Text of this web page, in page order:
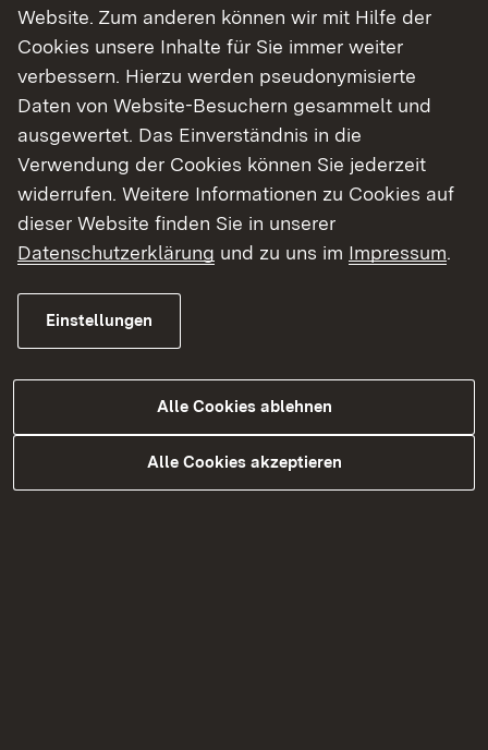
Dienstunfall/Sachschaden
Themenübersicht
Themenübersicht
Facebook
Website. Zum anderen können wir mit Hilfe der
Cookies unsere Inhalte für Sie immer weiter
verbessern. Hierzu werden pseudonymisierte
Daten von Website-Besuchern gesammelt und
ausgewertet. Das Einverständnis in die
Verwendung der Cookies können Sie jederzeit
widerrufen. Weitere Informationen zu Cookies auf
dieser Website finden Sie in unserer
Datenschutzerklärung und zu uns im Impressum.
Einstellungen
Alle Cookies ablehnen
Alle Cookies akzeptieren